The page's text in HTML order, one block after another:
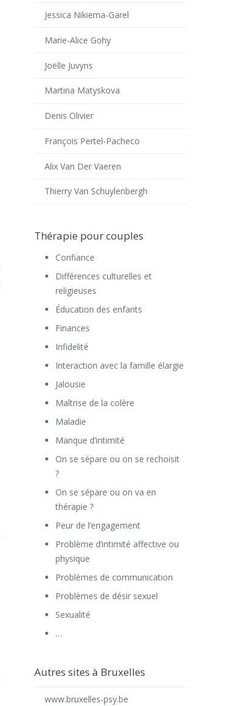
Jessica Nikiema-Garel
Marie-Alice Gohy
Joëlle Juvyns
Martina Matyskova
Denis Olivier
François Pertel-Pacheco
Alix Van Der Vaeren
Thierry Van Schuylenbergh
Thérapie pour couples
Confiance
Différences culturelles et
religieuses
Éducation des enfants
Finances
Infidelité
Interaction avec la famille élargie
Jalousie
Maîtrise de la colère
Maladie
Manque d’intimité
On se sépare ou on se rechoisit
?
On se sépare ou on va en
thérapie ?
Peur de l’engagement
Problème d’intimité affective ou
physique
Problèmes de communication
Problèmes de désir sexuel
Sexualité
…
Autres sites à Bruxelles
www.bruxelles-psy.be